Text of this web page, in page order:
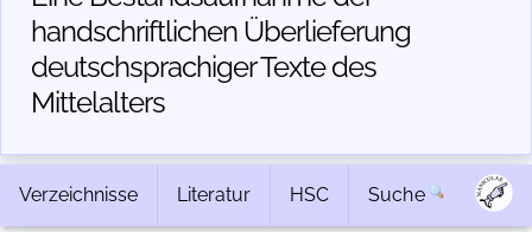
handschriftlichen Über­lieferung
deutschsprachiger Texte des
Mittelalters
Verzeichnisse Literatur HSC Suche